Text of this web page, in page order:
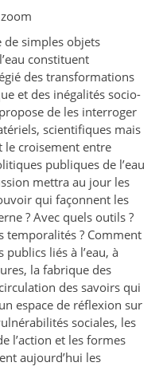
de simples objets
constituent
des transformations
et des inégalités socio-
de les interroger
scientifiques mais
croisement entre
publiques de l’eau
mettra au jour les
qui façonnent les
? Avec quels outils ?
temporalités ? Comment
liés à l’eau, à
la fabrique des
des savoirs qui
espace de réflexion sur
sociales, les
l’action et les formes
aujourd’hui les